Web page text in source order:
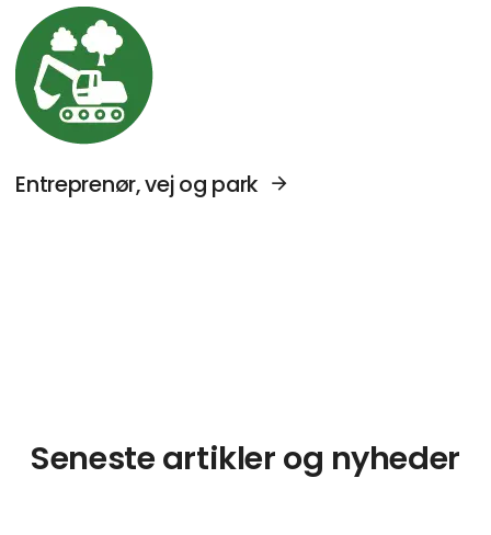
Entreprenør, vej og park
Seneste artikler og nyheder